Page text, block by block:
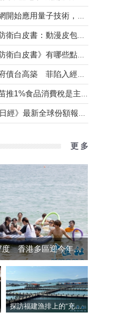
更 多
天文台錄最高氣溫34.7度 香港多區迎今年最熱一天
探訪福建漁排上的“充電寶”